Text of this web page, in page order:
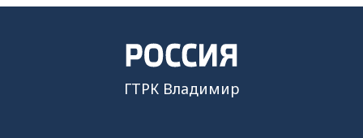
ГТРК Владимир